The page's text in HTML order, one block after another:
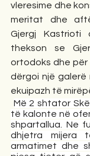
vleresime dhe
meritat dhe
Gjergj
thekson se
ortodoks dhe për
dërgoi një galerë
ekuipazh të
Më 2 shtator
të kalonte në
shpartallua. Ne
dhjetra mijera
armatimet dhe